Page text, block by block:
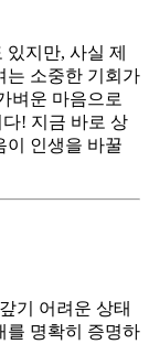
지만, 사실 제
는 소중한 기회가
벼운 마음으로
! 지금 바로 상
이 인생을 바꿀
기 어려운 상태
를 명확히 증명하